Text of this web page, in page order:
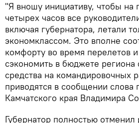
"Я вношу инициативу, чтобы на
четырех часов все
включая губернатора, летали
экономклассом. Это вполне
комфорту во время перелетов
сэкономить в бюджете региона
средства на командировочных
приводятся в сообщении слова
Камчатского края Владимира
Губернатор полностью